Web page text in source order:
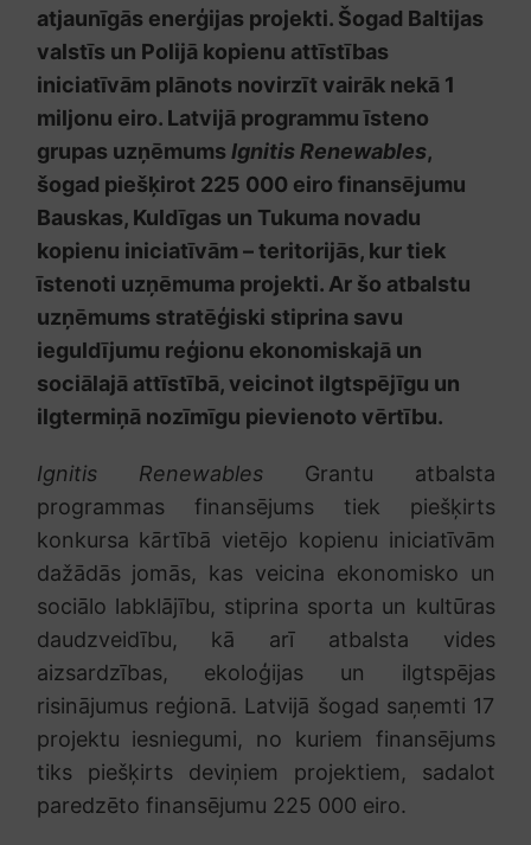
atjaunīgās enerģijas projekti. Šogad Baltijas
valstīs un Polijā kopienu attīstības
iniciatīvām plānots novirzīt vairāk nekā 1
miljonu eiro. Latvijā programmu īsteno
grupas uzņēmums Ignitis Renewables,
šogad piešķirot 225 000 eiro finansējumu
Bauskas, Kuldīgas un Tukuma novadu
kopienu iniciatīvām – teritorijās, kur tiek
īstenoti uzņēmuma projekti. Ar šo atbalstu
uzņēmums stratēģiski stiprina savu
ieguldījumu reģionu ekonomiskajā un
sociālajā attīstībā, veicinot ilgtspējīgu un
ilgtermiņā nozīmīgu pievienoto vērtību.
Ignitis RenewablesGrantu atbalsta
programmas finansējums tiek piešķirts
konkursa kārtībā vietējo kopienu iniciatīvām
dažādās jomās, kas veicina ekonomisko un
sociālo labklājību, stiprina sporta un kultūras
daudzveidību, kā arī atbalsta vides
aizsardzības, ekoloģijas un ilgtspējas
risinājumus reģionā. Latvijā šogad saņemti 17
projektu iesniegumi, no kuriem finansējums
tiks piešķirts deviņiem projektiem, sadalot
paredzēto finansējumu 225 000 eiro.